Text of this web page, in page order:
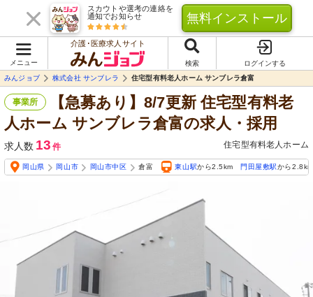
スカウトや選考の連絡を
通知でお知らせ
無料インストール
メニュー
介護･医療求人サイト
検索
ログインする
みんジョブ
株式会社 サンブレラ 住宅型有料老人ホーム サンブレラ倉富
事業所
【急募あり】8/7更新 住宅型有料老
人ホーム サンブレラ倉富の求人・採用
求人数 13 件 住宅型有料老人ホーム
岡山県 岡山市 岡山市中区 倉富 東山駅から2.5km 門田屋敷駅から2.8km